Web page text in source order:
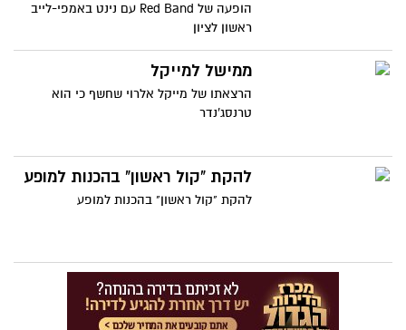
הופעה של Red Band עם נינט באמפי-לייב
ראשון לציון
ממישל למייקל
הרצאתו של מייקל אלרוי שחשף כי הוא
טרנסג'נדר
להקת "קול ראשון" בהכנות למופע
להקת "קול ראשון" בהכנות למופע